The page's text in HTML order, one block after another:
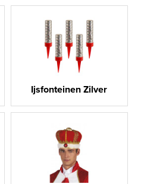
Ijsfonteinen Zilver